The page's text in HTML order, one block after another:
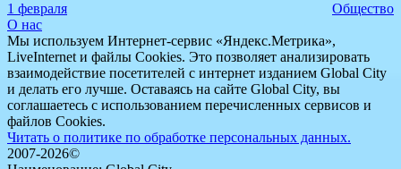
1 февраля
Общество
О нас
Мы используем Интернет-сервис «Яндекс.Метрика»,
LiveInternet и файлы Cookies. Это позволяет анализировать
взаимодействие посетителей с интернет изданием Global City
и делать его лучше. Оставаясь на сайте Global City, вы
соглашаетесь с использованием перечисленных сервисов и
файлов Cookies.
Читать о политике по обработке персональных данных.
2007-2026©